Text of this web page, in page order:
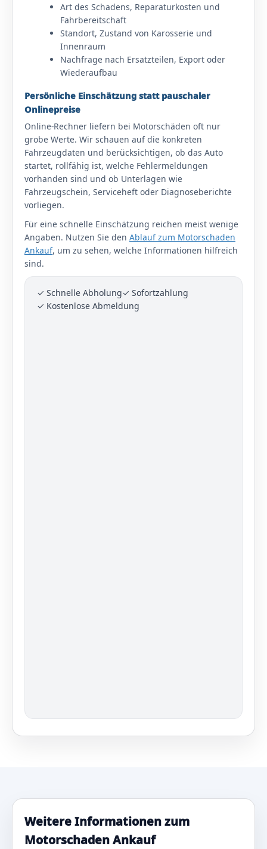
Art des Schadens, Reparaturkosten und
Fahrbereitschaft
Standort, Zustand von Karosserie und
Innenraum
Nachfrage nach Ersatzteilen, Export oder
Wiederaufbau
Persönliche Einschätzung statt pauschaler
Onlinepreise
Online-Rechner liefern bei Motorschäden oft nur
grobe Werte. Wir schauen auf die konkreten
Fahrzeugdaten und berücksichtigen, ob das Auto
startet, rollfähig ist, welche Fehlermeldungen
vorhanden sind und ob Unterlagen wie
Fahrzeugschein, Serviceheft oder Diagnoseberichte
vorliegen.
Für eine schnelle Einschätzung reichen meist wenige
Angaben. Nutzen Sie den Ablauf zum Motorschaden
Ankauf, um zu sehen, welche Informationen hilfreich
sind.
✓ Schnelle Abholung✓ Sofortzahlung
✓ Kostenlose Abmeldung
Weitere Informationen zum
Motorschaden Ankauf